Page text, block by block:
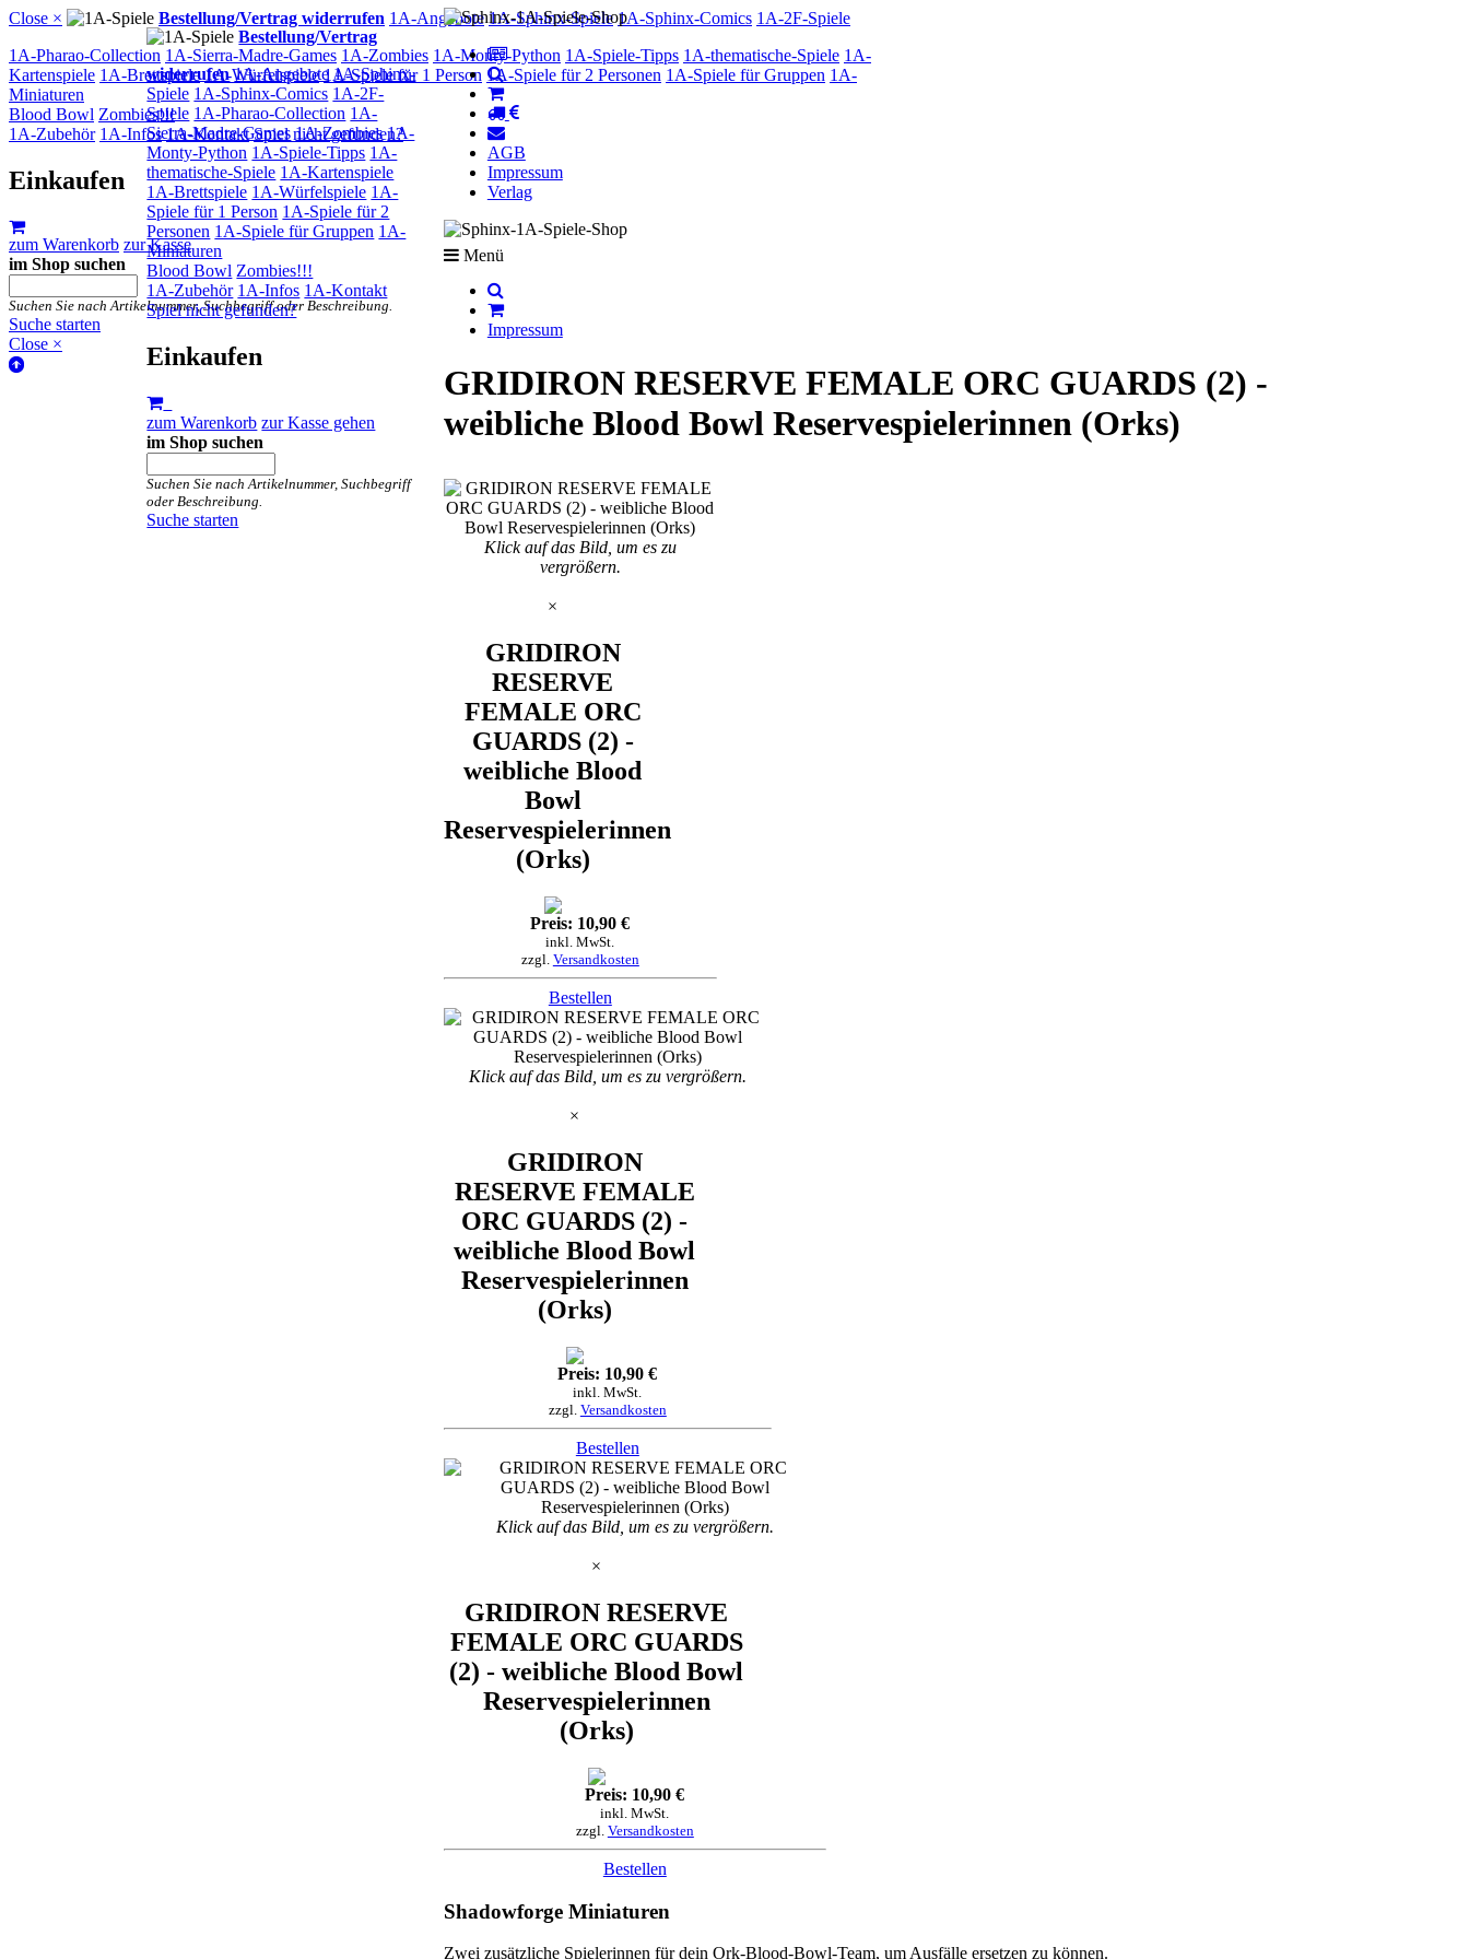
Bestellung/Vertrag
widerrufen 1A-Angebote 1A-Sphinx-
Spiele 1A-Sphinx-Comics 1A-2F-
Spiele 1A-Pharao-Collection 1A-
Sierra-Madre-Games 1A-Zombies 1A-
Monty-Python 1A-Spiele-Tipps 1A-
thematische-Spiele 1A-Kartenspiele
1A-Brettspiele 1A-Würfelspiele 1A-
Spiele für 1 Person 1A-Spiele für 2
Personen 1A-Spiele für Gruppen 1A-
Miniaturen
Blood Bowl Zombies!!!
1A-Zubehör 1A-Infos 1A-Kontakt
Spiel nicht gefunden?
Einkaufen
zum Warenkorb zur Kasse gehen
im Shop suchen
Suchen Sie nach Artikelnummer, Suchbegriff
oder Beschreibung.
Suche starten
Close × Bestellung/Vertrag widerrufen 1A-Angebote 1A-Sphinx-Spiele 1A-Sphinx-Comics 1A-2F-Spiele
1A-Pharao-Collection 1A-Sierra-Madre-Games 1A-Zombies 1A-Monty-Python 1A-Spiele-Tipps 1A-thematische-Spiele 1A-
Kartenspiele 1A-Brettspiele 1A-Würfelspiele 1A-Spiele für 1 Person 1A-Spiele für 2 Personen 1A-Spiele für Gruppen 1A-
Miniaturen
Blood Bowl Zombies!!!
1A-Zubehör 1A-Infos 1A-Kontakt Spiel nicht gefunden?
Einkaufen
zum Warenkorb zur Kasse
im Shop suchen
Suchen Sie nach Artikelnummer, Suchbegriff oder Beschreibung.
Suche starten
Close ×
AGB
Impressum
Verlag
Menü
Impressum
GRIDIRON RESERVE FEMALE ORC GUARDS (2) -
weibliche Blood Bowl Reservespielerinnen (Orks)
Klick auf das Bild, um es zu
vergrößern.
×
GRIDIRON
RESERVE
FEMALE ORC
GUARDS (2) -
weibliche Blood
Bowl
Reservespielerinnen
(Orks)
Preis: 10,90 €
inkl. MwSt.
zzgl. Versandkosten
Bestellen
Klick auf das Bild, um es zu vergrößern.
×
GRIDIRON
RESERVE FEMALE
ORC GUARDS (2) -
weibliche Blood Bowl
Reservespielerinnen
(Orks)
Preis: 10,90 €
inkl. MwSt.
zzgl. Versandkosten
Bestellen
Klick auf das Bild, um es zu vergrößern.
×
GRIDIRON RESERVE
FEMALE ORC GUARDS
(2) - weibliche Blood Bowl
Reservespielerinnen
(Orks)
Preis: 10,90 €
inkl. MwSt.
zzgl. Versandkosten
Bestellen
Shadowforge Miniaturen
Zwei zusätzliche Spielerinnen für dein Ork-Blood-Bowl-Team, um Ausfälle ersetzen zu können.